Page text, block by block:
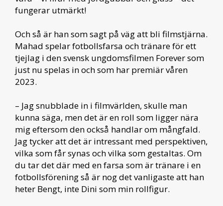
fungerar utmärkt!
Och så är han som sagt på väg att bli filmstjärna.
Mahad spelar fotbollsfarsa och tränare för ett
tjejlag i den svensk ungdomsfilmen Forever som
just nu spelas in och som har premiär våren
2023.
– Jag snubblade in i filmvärlden, skulle man
kunna säga, men det är en roll som ligger nära
mig eftersom den också handlar om mångfald.
Jag tycker att det är intressant med perspektiven,
vilka som får synas och vilka som gestaltas. Om
du tar det där med en farsa som är tränare i en
fotbollsförening så är nog det vanligaste att han
heter Bengt, inte Dini som min rollfigur.